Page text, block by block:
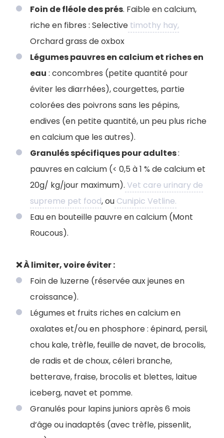
Foin de fléole des prés. Faible en calcium,
riche en fibres : Selective timothy hay,
Orchard grass de oxbox
Légumes pauvres en calcium et riches en
eau : concombres (petite quantité pour
éviter les diarrhées), courgettes, partie
colorées des poivrons sans les pépins,
endives (en petite quantité, un peu plus riche
en calcium que les autres).
Granulés spécifiques pour adultes:
pauvres en calcium (< 0,5 à 1 % de calcium et
20g/ kg/jour maximum). Vet care urinary de
supreme pet food, ou Cunipic Vetline.
Eau en bouteille pauvre en calcium (Mont
Roucous).
❌ À limiter, voire éviter :
Foin de luzerne (réservée aux jeunes en
croissance).
Légumes et fruits riches en calcium en
oxalates et/ou en phosphore : épinard, persil,
chou kale, trèfle, feuille de navet, de brocolis,
de radis et de choux, céleri branche,
betterave, fraise, brocolis et blettes, laitue
iceberg, navet et pomme.
Granulés pour lapins juniors après 6 mois
d’âge ou inadaptés (avec trèfle, pissenlit,